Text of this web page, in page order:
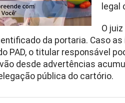
legal
O
da portaria. Caso
PAD, o titular responsável
desde advertências
pública do cartório.